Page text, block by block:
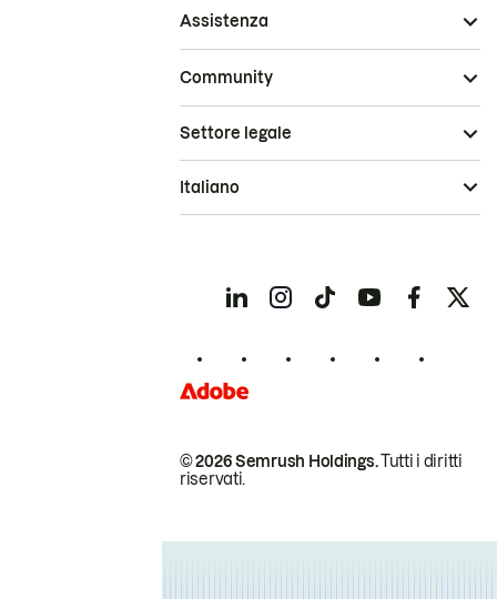
Assistenza
Community
© 2026 Semrush Holdings.Tutti i diritti
riservati.
Settore legale
Italiano